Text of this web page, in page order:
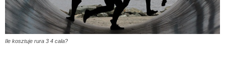
Ile kosztuje rura 3 4 cala?